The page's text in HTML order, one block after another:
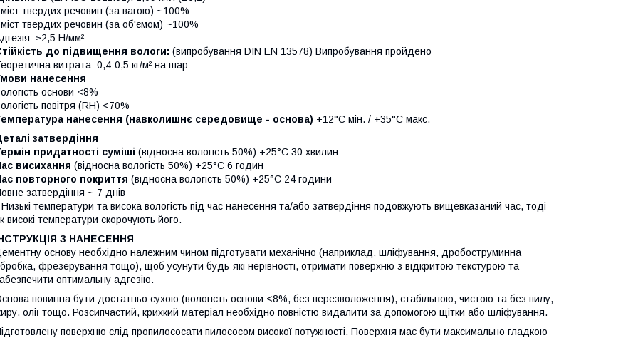
твердих речовин (за вагою) ~100%
твердих речовин (за об'ємом) ~100%
≥2,5 Н/мм²
до підвищення вологи: (випробування DIN EN 13578) Випробування пройдено
витрата: 0,4-0,5 кг/м² на шар
нанесення
основи <8%
повітря (RH) <70%
нанесення (навколишнє середовище - основа) +12°C мін. / +35°C макс.
затвердіння
придатності суміші (відносна вологість 50%) +25°C 30 хвилин
висихання (відносна вологість 50%) +25°C 6 годин
повторного покриття (відносна вологість 50%) +25°C 24 години
затвердіння ~ 7 днів
температури та висока вологість під час нанесення та/або затвердіння подовжують вищевказаний час, тоді
високі температури скорочують його.
З НАНЕСЕННЯ
основу необхідно належним чином підготувати механічно (наприклад, шліфування, дробоструминна
фрезерування тощо), щоб усунути будь-які нерівності, отримати поверхню з відкритою текстурою та
оптимальну адгезію.
повинна бути достатньо сухою (вологість основи <8%, без перезволоження), стабільною, чистою та без пилу,
олії тощо. Розсипчастий, крихкий матеріал необхідно повністю видалити за допомогою щітки або шліфування.
поверхню слід пропилососати пилососом високої потужності. Поверхня має бути максимально гладкою